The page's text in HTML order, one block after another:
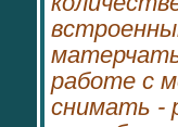
работе с
снимать -